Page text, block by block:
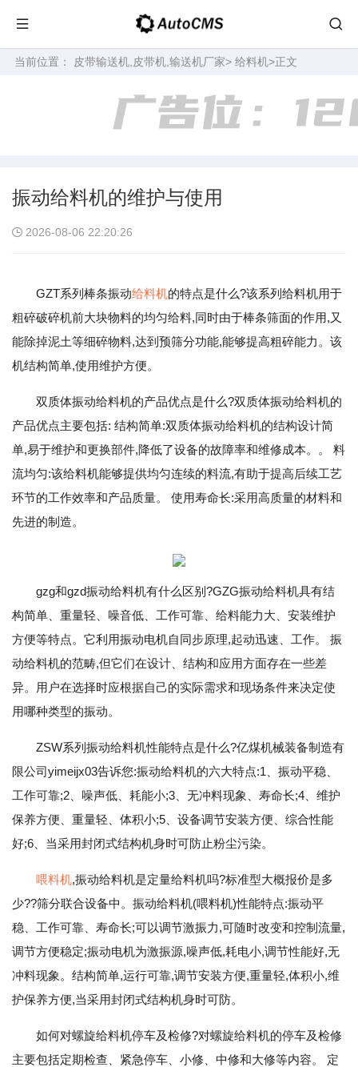
当前位置： 皮带输送机,皮带机,输送机厂家> 给料机>正文
振动给料机的维护与使用
2026-08-06 22:20:26
GZT系列棒条振动给料机的特点是什么?该系列给料机用于
粗碎破碎机前大块物料的均匀给料,同时由于棒条筛面的作用,又
能除掉泥土等细碎物料,达到预筛分功能,能够提高粗碎能力。该
机结构简单,使用维护方便。
双质体振动给料机的产品优点是什么?双质体振动给料机的
产品优点主要包括: 结构简单:双质体振动给料机的结构设计简
单,易于维护和更换部件,降低了设备的故障率和维修成本。。 料
流均匀:该给料机能够提供均匀连续的料流,有助于提高后续工艺
环节的工作效率和产品质量。 使用寿命长:采用高质量的材料和
先进的制造。
gzg和gzd振动给料机有什么区别?GZG振动给料机具有结
构简单、重量轻、噪音低、工作可靠、给料能力大、安装维护
方便等特点。它利用振动电机自同步原理,起动迅速、工作。 振
动给料机的范畴,但它们在设计、结构和应用方面存在一些差
异。用户在选择时应根据自己的实际需求和现场条件来决定使
用哪种类型的振动。
ZSW系列振动给料机性能特点是什么?亿煤机械装备制造有
限公司yimeijx03告诉您:振动给料机的六大特点:1、振动平稳、
工作可靠;2、噪声低、耗能小;3、无冲料现象、寿命长;4、维护
保养方便、重量轻、体积小;5、设备调节安装方便、综合性能
好;6、当采用封闭式结构机身时可防止粉尘污染。
喂料机,振动给料机是定量给料机吗?标准型大概报价是多
少??筛分联合设备中。振动给料机(喂料机)性能特点:振动平
稳、工作可靠、寿命长;可以调节激振力,可随时改变和控制流量,
调节方便稳定;振动电机为激振源,噪声低,耗电小,调节性能好,无
冲料现象。结构简单,运行可靠,调节安装方便,重量轻,体积小,维
护保养方便,当采用封闭式结构机身时可防。
如何对螺旋给料机停车及检修?对螺旋给料机的停车及检修
主要包括定期检查、紧急停车、小修、中修和大修等内容。 定